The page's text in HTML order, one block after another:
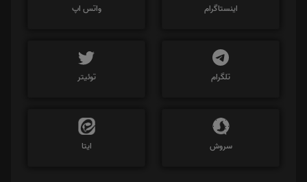
اینستاگرام واتس اپ
تلگرام توئیتر
سروش ایتا